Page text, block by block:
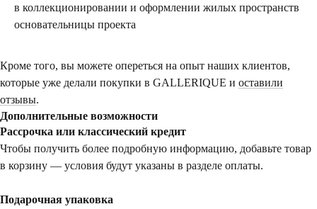
в коллекционировании и оформлении жилых пространств
основательницы проекта
Кроме того, вы можете опереться на опыт наших клиентов,
которые уже делали покупки в GALLERIQUE и оставили
отзывы.
Дополнительные возможности
Рассрочка или классический кредит
Чтобы получить более подробную информацию, добавьте товар
в корзину — условия будут указаны в разделе оплаты.
Подарочная упаковка